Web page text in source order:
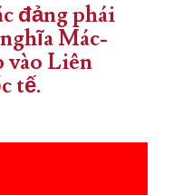
đảng phái
Mác-
vào Liên
tế.